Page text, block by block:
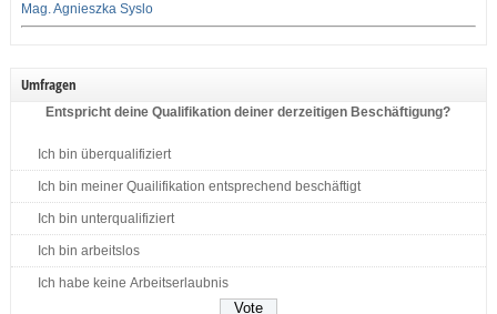
Mag. Agnieszka Syslo
Umfragen
Entspricht deine Qualifikation deiner derzeitigen Beschäftigung?
Ich bin überqualifiziert
Ich bin meiner Quailifikation entsprechend beschäftigt
Ich bin unterqualifiziert
Ich bin arbeitslos
Ich habe keine Arbeitserlaubnis